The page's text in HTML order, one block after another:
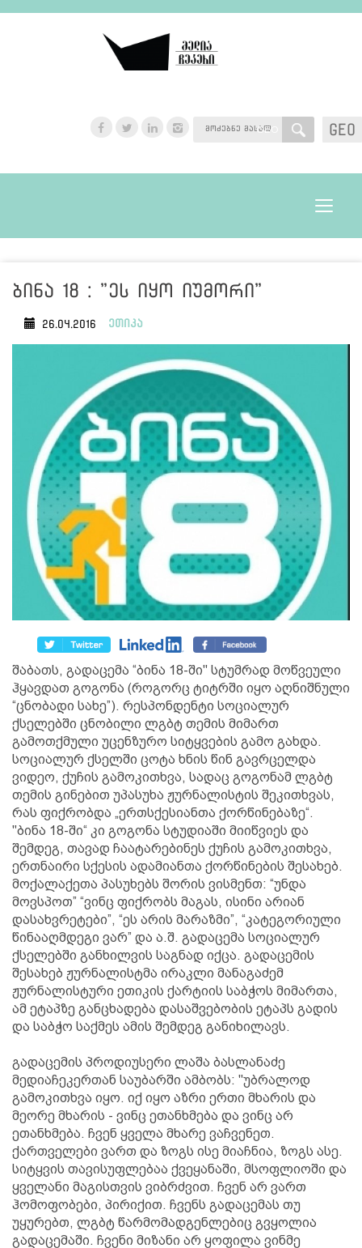
GEO
GEO
Toggle
ბინა 18 : "ეს იყო იუმორი"
26.04.2016 ეთიკა
შაბათს, გადაცემა “ბინა 18-ში" სტუმრად მოწვეული
ჰყავდათ გოგონა (როგორც ტიტრში იყო აღნიშნული
“ცნობადი სახე”). რესპონდენტი სოციალურ
ქსელებში ცნობილი ლგბტ თემის მიმართ
გამოთქმული უცენზურო სიტყვების გამო გახდა.
სოციალურ ქსელში ცოტა ხნის წინ გავრცელდა
ვიდეო, ქუჩის გამოკითხვა, სადაც გოგონამ ლგბტ
თემის გინებით უპასუხა ჟურნალისტის შეკითხვას,
რას ფიქრობდა „ერთსქესიანთა ქორწინებაზე“.
"ბინა 18-ში“ კი გოგონა სტუდიაში მიიწვიეს და
შემდეგ, თავად ჩაატარებინეს ქუჩის გამოკითხვა,
ერთნაირი სქესის ადამიანთა ქორწინების შესახებ.
მოქალაქეთა პასუხებს შორის ვისმენთ: “უნდა
მოვსპოთ” “ვინც ფიქრობს მაგას, ისინი არიან
დასახვრეტები”, “ეს არის მარაზმი”, “კატეგორიული
წინააღმდეგი ვარ” და ა.შ. გადაცემა სოციალურ
ქსელებში განხილვის საგნად იქცა. გადაცემის
შესახებ ჟურნალისტმა ირაკლი მანაგაძემ
ჟურნალისტური ეთიკის ქარტიის საბჭოს მიმართა,
ამ ეტაპზე განცხადება დასაშვებობის ეტაპს გადის
და საბჭო საქმეს ამის შემდეგ განიხილავს.
გადაცემის პროდიუსერი ლაშა ბასლანაძე
მედიაჩეკერთან საუბარში ამბობს: "უბრალოდ
გამოკითხვა იყო. იქ იყო აზრი ერთი მხარის და
მეორე მხარის - ვინც ეთანხმება და ვინც არ
ეთანხმება. ჩვენ ყველა მხარე ვაჩვენეთ.
ქართველები ვართ და ზოგს ისე მიაჩნია, ზოგს ასე.
სიტყვის თავისუფლებაა ქვეყანაში, მსოფლიოში და
ყველანი მაგისთვის ვიბრძვით. ჩვენ არ ვართ
ჰომოფობები, პირიქით. ჩვენს გადაცემას თუ
უყურებთ, ლგბტ წარმომადგენლებიც გვყოლია
გადაცემაში. ჩვენი მიზანი არ ყოფილა ვინმე